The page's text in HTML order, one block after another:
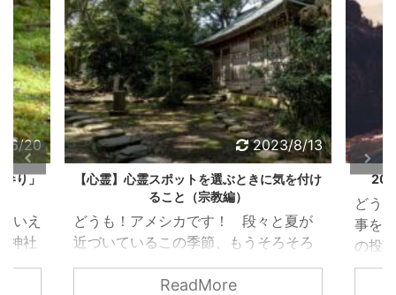
6/20
参り」
いえ
神社
を浴
2023/8/13
【心霊】心霊スポットを選ぶときに気を付け
ること（宗教編）
どうも！アメシカです！ 段々と夏が
近づいているこの季節、もうそろそろ
心霊スポットに行こうという方も多い
のではないでしょうか？ 夏の風物詩
ReadMore
どう
事を
の投
ログ